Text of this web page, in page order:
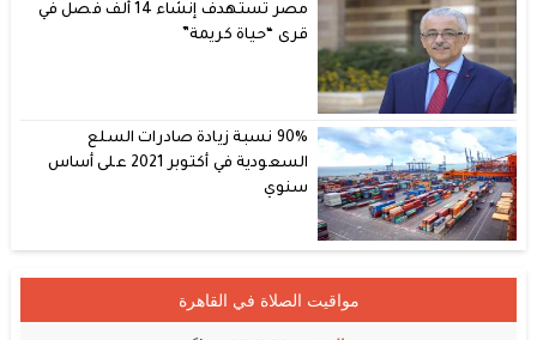
مصر تستهدف إنشاء 14 ألف فصل في
قرى “حياة كريمة”
90% نسبة زيادة صادرات السلع
السعودية في أكتوبر 2021 على أساس
سنوي